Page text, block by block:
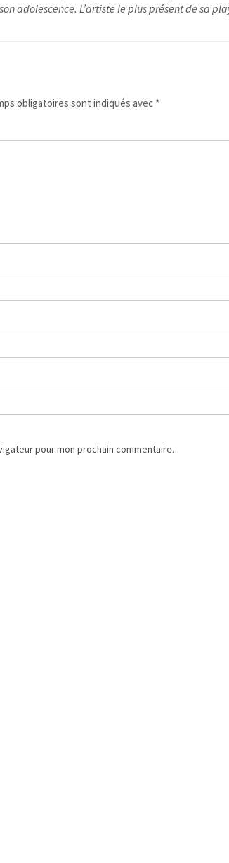
adolescence. L’artiste le plus présent de sa
obligatoires sont indiqués avec *
pour mon prochain commentaire.